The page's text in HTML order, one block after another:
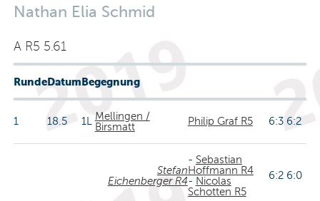
Nathan Elia Schmid
A R5 5.61
RundeDatumBegegnung
1 18.5 1LMellingen /
Birsmatt
Philip Graf R5 6:3 6:2
Stefan
Eichenberger R4
- Sebastian
Hoffmann R4
- Nicolas
Schotten R5
6:2 6:0